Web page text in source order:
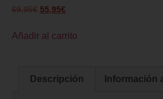
69,95€ 55,95€
Añadir al carrito
Descripción Información